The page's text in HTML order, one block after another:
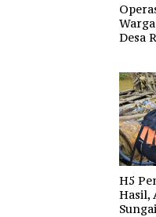
Desa
H5
Hasil,